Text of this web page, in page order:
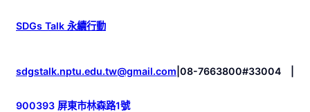
SDGs Talk 永續行動
sdgstalk.nptu.edu.tw@gmail.com 08-7663800#33004
900393 屏東市林森路1號